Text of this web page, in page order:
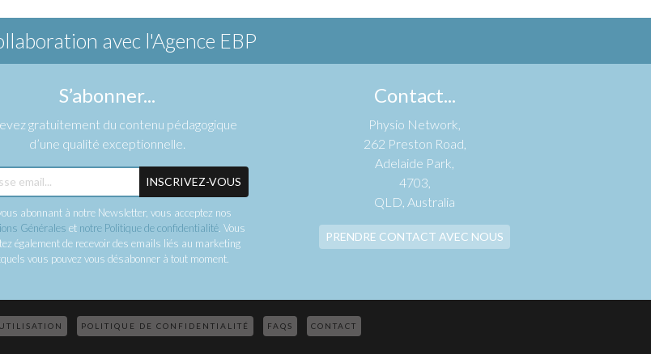
avec l'Agence EBP
S’abonner...
gratuitement du contenu pédagogique
d’une qualité exceptionnelle.
INSCRIVEZ-VOUS
abonnant à notre Newsletter, vous acceptez nos
Générales et notre Politique de confidentialité. Vous
également de recevoir des emails liés au marketing
vous pouvez vous désabonner à tout moment.
Contact...
Physio Network,
262 Preston Road,
Adelaide Park,
4703,
QLD, Australia
PRENDRE CONTACT AVEC NOUS
POLITIQUE DE CONFIDENTIALITÉ FAQS CONTACT